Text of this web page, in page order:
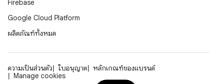
Firebase
Google Cloud Platform
ผลิตภัณฑ์ทั้งหมด
ความเป็นส่วนตัว ใบอนุญาต
หลักเกณฑ์ของแบรนด์
Manage cookies